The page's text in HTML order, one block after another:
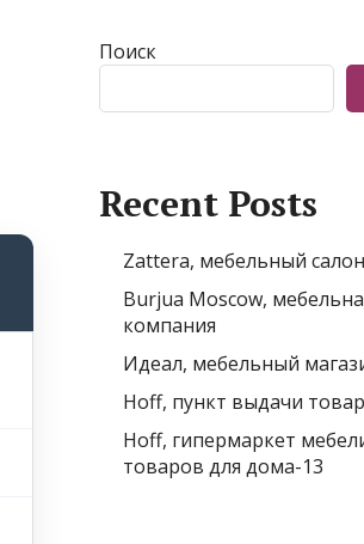
Поиск
Recent Posts
Zattera, мебельный
Burjua Moscow,
компания
Идеал, мебельный
Hoff, пункт выдачи
Hoff, гипермаркет
товаров для дома-13